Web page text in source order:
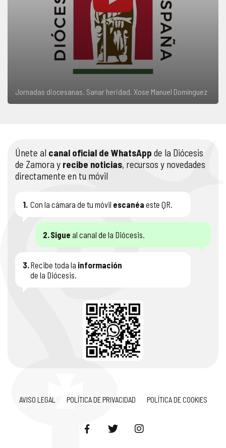
Jornadas diocesanas. Sanar heridad. Xose Manuel Domínguez
Únete al canal oficial de WhatsApp de la Diócesis
de Zamora y recibe noticias, recursos y novedades
directamente en tu móvil
1. Con la cámara de tu móvil escanéa este QR.
2.Sigue al canal de la Diócesis.
3.Recibe toda la información
de la Diócesis.
AVISO LEGAL POLÍTICA DE PRIVACIDAD POLÍTICA DE COOKIES